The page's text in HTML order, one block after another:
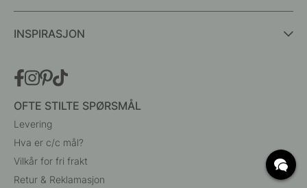
INSPIRASJON
OFTE STILTE SPØRSMÅL
Levering
Hva er c/c mål?
Vilkår for fri frakt
Retur & Reklamasjon